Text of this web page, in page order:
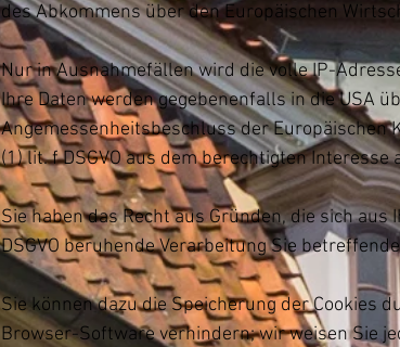
des Abkommens über den Europäischen
Nur in Ausnahmefällen wird die volle IP-
Ihre Daten werden gegebenenfalls in die USA
Angemessenheitsbeschluss der Europäischen
(1) lit. f DSGVO aus dem berechtigten
Sie haben das Recht aus Gründen, die sich
DSGVO beruhende Verarbeitung Sie
Sie können dazu die Speicherung der Cookies
Browser-Software verhindern; wir weisen Sie